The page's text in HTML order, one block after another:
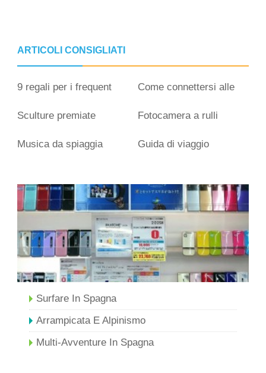
ARTICOLI CONSIGLIATI
9 regali per i frequent
Come connettersi alle
Sculture premiate
Fotocamera a rulli
Musica da spiaggia
Guida di viaggio
Surfare In Spagna
Arrampicata E Alpinismo
Multi-Avventure In Spagna